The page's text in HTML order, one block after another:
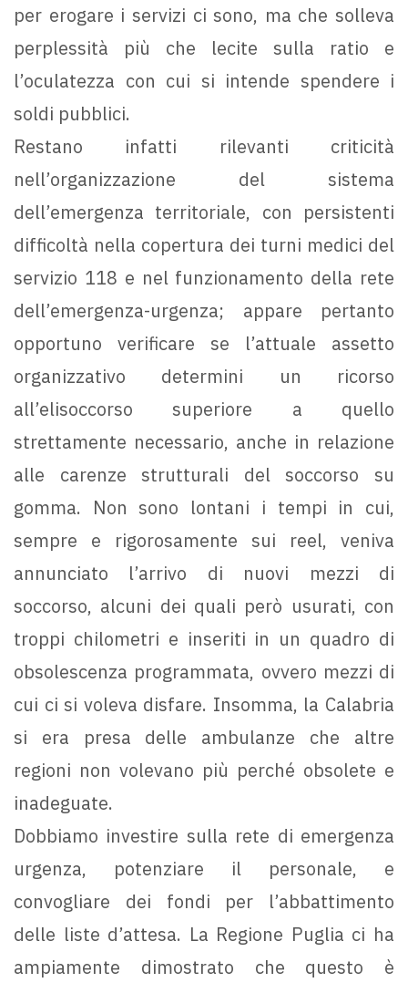
per erogare i servizi ci sono, ma che solleva
perplessità più che lecite sulla ratio e
l’oculatezza con cui si intende spendere i
soldi pubblici.
Restano infatti rilevanti criticità
nell’organizzazione del sistema
dell’emergenza territoriale, con persistenti
difficoltà nella copertura dei turni medici del
servizio 118 e nel funzionamento della rete
dell’emergenza-urgenza; appare pertanto
opportuno verificare se l’attuale assetto
organizzativo determini un ricorso
all’elisoccorso superiore a quello
strettamente necessario, anche in relazione
alle carenze strutturali del soccorso su
gomma. Non sono lontani i tempi in cui,
sempre e rigorosamente sui reel, veniva
annunciato l’arrivo di nuovi mezzi di
soccorso, alcuni dei quali però usurati, con
troppi chilometri e inseriti in un quadro di
obsolescenza programmata, ovvero mezzi di
cui ci si voleva disfare. Insomma, la Calabria
si era presa delle ambulanze che altre
regioni non volevano più perché obsolete e
inadeguate.
Dobbiamo investire sulla rete di emergenza
urgenza, potenziare il personale, e
convogliare dei fondi per l’abbattimento
delle liste d’attesa. La Regione Puglia ci ha
ampiamente dimostrato che questo è